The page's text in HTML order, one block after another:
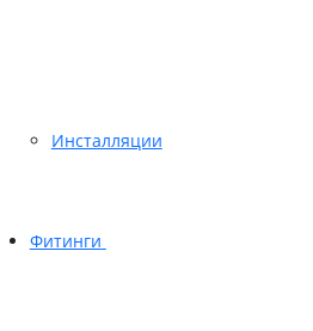
Инсталляции
Фитинги